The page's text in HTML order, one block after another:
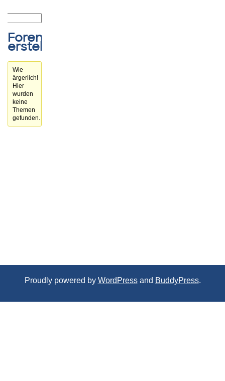
Forenthemen
erstellt
Wie
ärgerlich!
Hier
wurden
keine
Themen
gefunden.
Proudly powered by WordPressand BuddyPress.